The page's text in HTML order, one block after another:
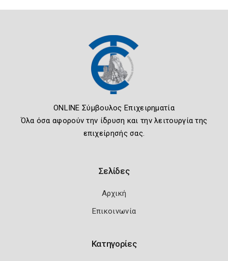
ONLINE Σύμβουλος Επιχειρηματία
Όλα όσα αφορούν την ίδρυση και την λειτουργία της
επιχείρησής σας.
Σελίδες
Αρχική
Επικοινωνία
Κατηγορίες